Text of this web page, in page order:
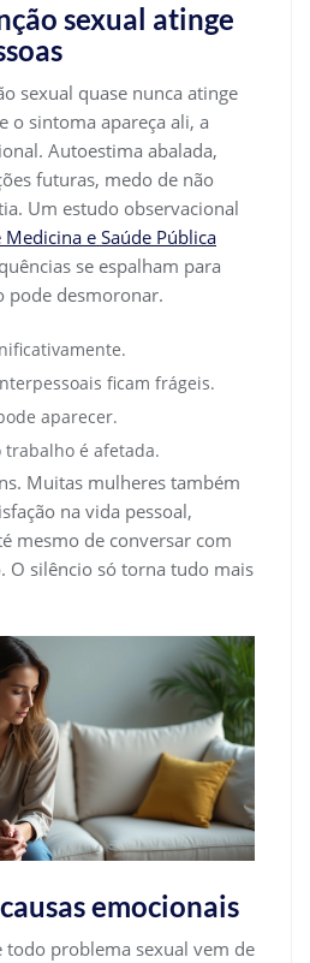
sexual atinge
sexual quase nunca atinge
o sintoma apareça ali, a
Autoestima abalada,
futuras, medo de não
Um estudo observacional
Medicina e Saúde Pública
se espalham para
pode desmoronar.
ficam frágeis.
aparecer.
é afetada.
Muitas mulheres também
na vida pessoal,
mesmo de conversar com
O silêncio só torna tudo mais
emocionais
todo problema sexual vem de